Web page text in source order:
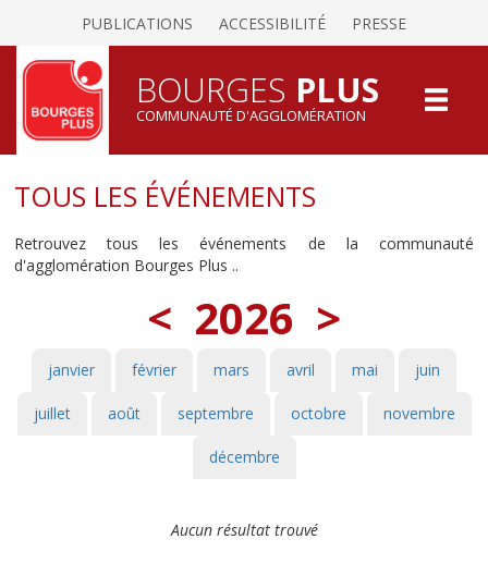
PUBLICATIONS ACCESSIBILITÉ PRESSE
BOURGES PLUS
COMMUNAUTÉ D'AGGLOMÉRATION
TOUS LES ÉVÉNEMENTS
Retrouvez tous les événements de la communauté
d'agglomération Bourges Plus ..
< 2026 >
janvier février mars avril mai juin
juillet août septembre octobre novembre
décembre
Aucun résultat trouvé